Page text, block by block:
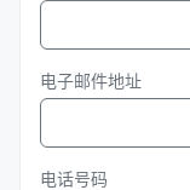
电子邮件地址
电话号码